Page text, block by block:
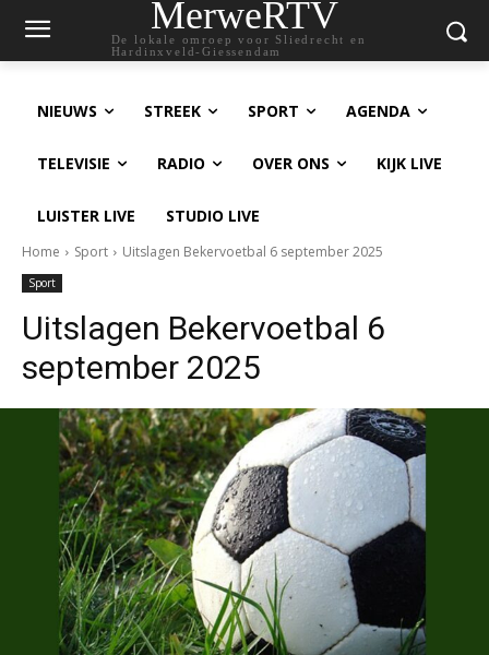
MerweRTV
De lokale omroep voor Sliedrecht en
Hardinxveld-Giessendam
NIEUWS STREEK SPORT AGENDA
TELEVISIE RADIO OVER ONS KIJK LIVE
LUISTER LIVE STUDIO LIVE
Home Sport Uitslagen Bekervoetbal 6 september 2025
Sport
Uitslagen Bekervoetbal 6
september 2025